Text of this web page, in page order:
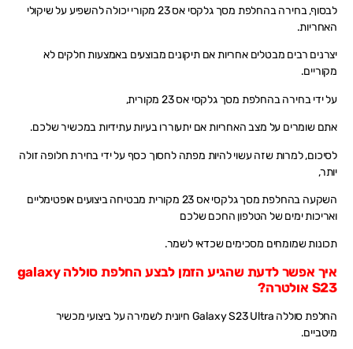
לבסוף, בחירה בהחלפת מסך גלקסי אס 23 מקורי יכולה להשפיע על שיקולי
האחריות.
יצרנים רבים מבטלים אחריות אם תיקונים מבוצעים באמצעות חלקים לא
מקוריים.
על ידי בחירה בהחלפת מסך גלקסי אס 23 מקורית,
אתם שומרים על מצב האחריות אם יתעוררו בעיות עתידיות במכשיר שלכם.
לסיכום, למרות שזה עשוי להיות מפתה לחסוך כסף על ידי בחירת חלופה זולה
יותר,
השקעה בהחלפת מסך גלקסי אס 23 מקורית מבטיחה ביצועים אופטימליים
ואריכות ימים של הטלפון החכם שלכם
תכונות שמומחים מסכימים שכדאי לשמר.
איך אפשר לדעת שהגיע הזמן לבצע החלפת סוללה galaxy
S23 אולטרה?
החלפת סוללה Galaxy S23 Ultra חיונית לשמירה על ביצועי מכשיר
מיטביים.